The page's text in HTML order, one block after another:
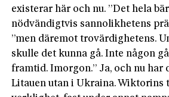
existerar här och nu. ”Det hela
nödvändigtvis sannolikhetens
”men däremot trovärdighetens.
skulle det kunna gå. Inte någon
framtid. Imorgon.” Ja, och nu har
Litauen utan i Ukraina. Wiktorins